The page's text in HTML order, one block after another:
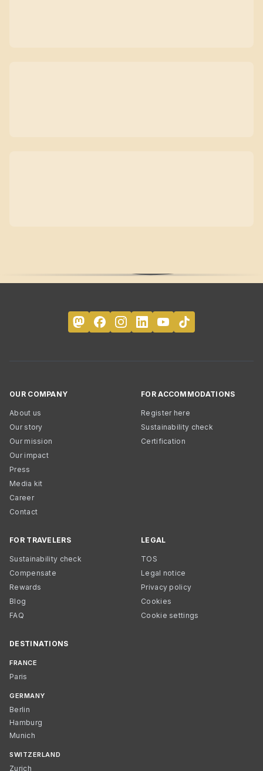
OUR COMPANY
About us
Our story
Our mission
Our impact
Press
Media kit
Career
Contact
FOR ACCOMMODATIONS
Register here
Sustainability check
Certification
FOR TRAVELERS
Sustainability check
Compensate
Rewards
Blog
FAQ
LEGAL
TOS
Legal notice
Privacy policy
Cookies
Cookie settings
DESTINATIONS
FRANCE
Paris
GERMANY
Berlin
Hamburg
Munich
SWITZERLAND
Zurich